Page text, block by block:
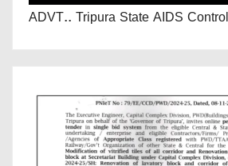
ADVT.. Tripura State AIDS